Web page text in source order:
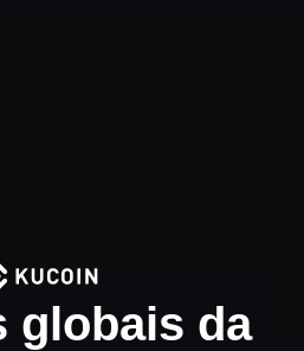
globais da